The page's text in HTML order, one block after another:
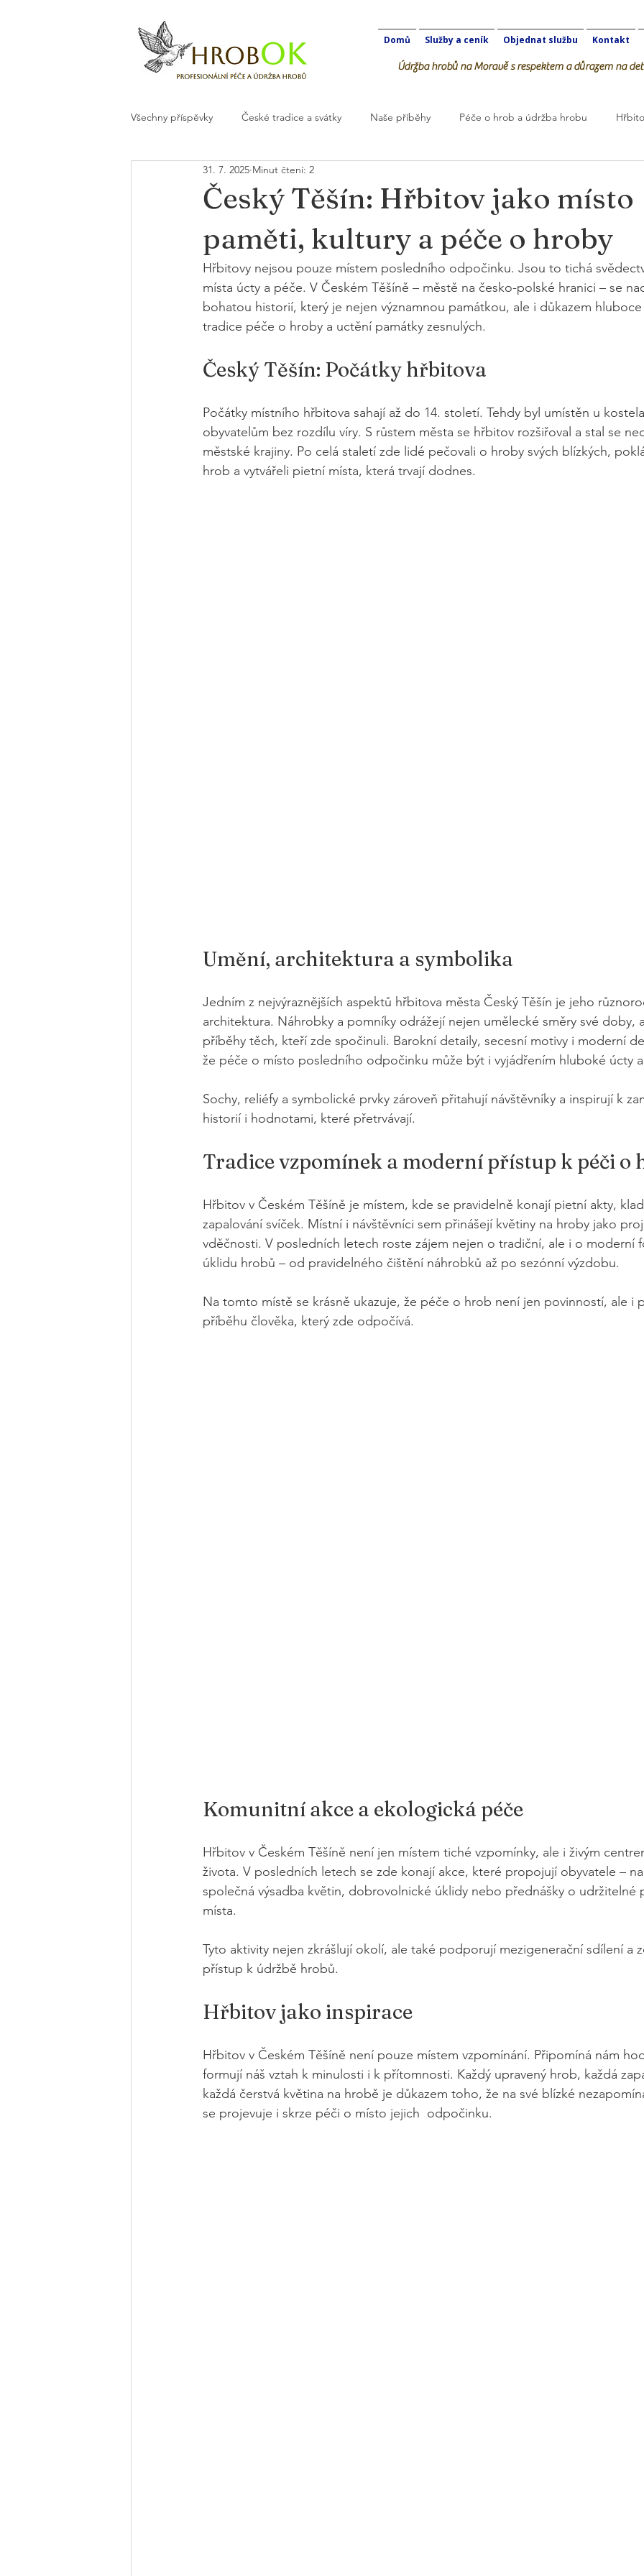
Domů Služby a ceník Objednat službu Kontakt
Údržba hrobů na Moravě s respektem a důrazem na
Všechny příspěvky České tradice a svátky Naše příběhy Péče o hrob a údržba hrobu
Květiny a dekorace na hrob HrobOK
Český Těšín: Hřbitov jako místo
paměti, kultury a péče o hroby
31. 7. 2025 Minut čtení: 2
Hřbitovy nejsou pouze místem posledního odpočinku. Jsou to tichá
místa úcty a péče. V Českém Těšíně – městě na česko-polské hranici – se
bohatou historií, který je nejen významnou památkou, ale i důkazem
tradice péče o hroby a uctění památky zesnulých.
Český Těšín: Počátky hřbitova
Počátky místního hřbitova sahají až do 14. století. Tehdy byl umístěn u
obyvatelům bez rozdílu víry. S růstem města se hřbitov rozšiřoval a stal se
městské krajiny. Po celá staletí zde lidé pečovali o hroby svých blízkých,
hrob a vytvářeli pietní místa, která trvají dodnes.
Umění, architektura a symbolika
Jedním z nejvýraznějších aspektů hřbitova města Český Těšín je jeho
architektura. Náhrobky a pomníky odrážejí nejen umělecké směry své doby,
příběhy těch, kteří zde spočinuli. Barokní detaily, secesní motivy i moderní
že péče o místo posledního odpočinku může být i vyjádřením hluboké úcty
Sochy, reliéfy a symbolické prvky zároveň přitahují návštěvníky a inspirují k
historií i hodnotami, které přetrvávají.
Tradice vzpomínek a moderní přístup k péči o
Hřbitov v Českém Těšíně je místem, kde se pravidelně konají pietní akty,
zapalování svíček. Místní i návštěvníci sem přinášejí květiny na hroby jako
vděčnosti. V posledních letech roste zájem nejen o tradiční, ale i o moderní
úklidu hrobů – od pravidelného čištění náhrobků až po sezónní výzdobu.
Na tomto místě se krásně ukazuje, že péče o hrob není jen povinností, ale i
příběhu člověka, který zde odpočívá.
Komunitní akce a ekologická péče
Hřbitov v Českém Těšíně není jen místem tiché vzpomínky, ale i živým
života. V posledních letech se zde konají akce, které propojují obyvatele –
společná výsadba květin, dobrovolnické úklidy nebo přednášky o udržitelné
místa.
Tyto aktivity nejen zkrášlují okolí, ale také podporují mezigenerační sdílení a
přístup k údržbě hrobů.
Hřbitov jako inspirace
Hřbitov v Českém Těšíně není pouze místem vzpomínání. Připomíná nám
formují náš vztah k minulosti i k přítomnosti. Každý upravený hrob, každá
každá čerstvá květina na hrobě je důkazem toho, že na své blízké
se projevuje i skrze péči o místo jejich  odpočinku.